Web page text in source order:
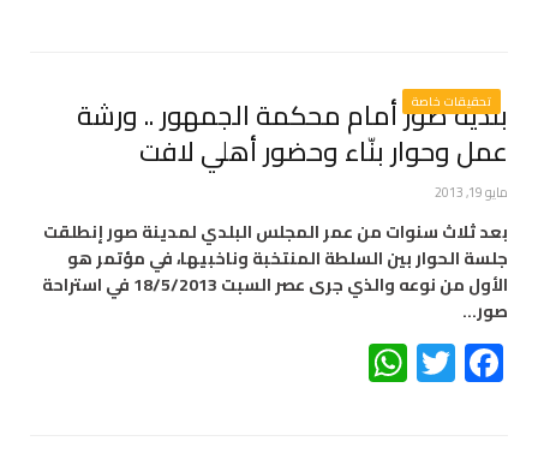
تحقيقات خاصة
بلدية صور أمام محكمة الجمهور .. ورشة
عمل وحوار بنّاء وحضور أهلي لافت
مايو 19, 2013
بعد ثلاث سنوات من عمر المجلس البلدي لمدينة صور إنطلقت
جلسة الحوار بين السلطة المنتخبة وناخبيها، في مؤتمر هو
الأول من نوعه والذي جرى عصر السبت 18/5/2013 في استراحة
صور…
Facebook
Twitter